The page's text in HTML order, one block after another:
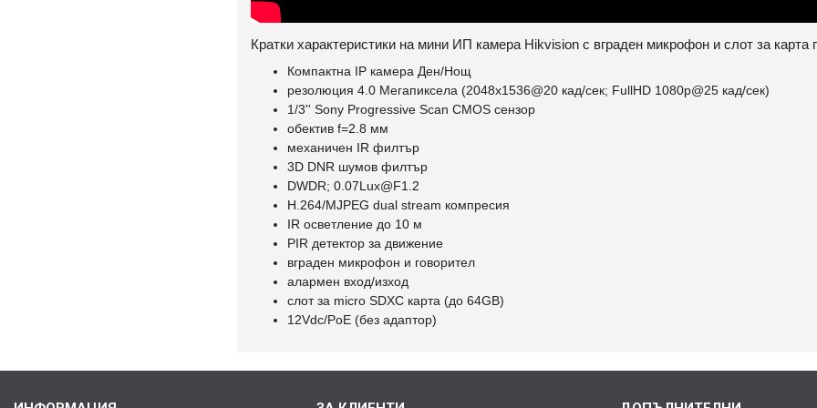
Кратки характеристики на мини ИП камера Hikvision с вграден микрофон и слот за карта
Компактна IP камера Ден/Нощ
резолюция 4.0 Мегапиксела (2048x1536@20 кад/сек; FullHD 1080p@25 кад/сек)
1/3'' Sony Progressive Scan CMOS сензор
обектив f=2.8 мм
механичен IR филтър
3D DNR шумов филтър
DWDR; 0.07Lux@F1.2
H.264/MJPEG dual stream компресия
IR осветление до 10 м
PIR детектор за движение
вграден микрофон и говорител
алармен вход/изход
слот за micro SDXC карта (до 64GB)
12Vdc/PoE (без адаптор)